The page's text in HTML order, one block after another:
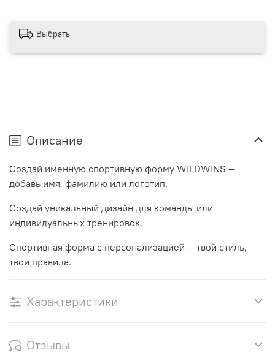
Выбрать
Описание
Создай именную спортивную форму WILDWINS —
добавь имя, фамилию или логотип.
Создай уникальный дизайн для команды или
индивидуальных тренировок.
Спортивная форма с персонализацией — твой стиль,
твои правила.
Характеристики
Отзывы